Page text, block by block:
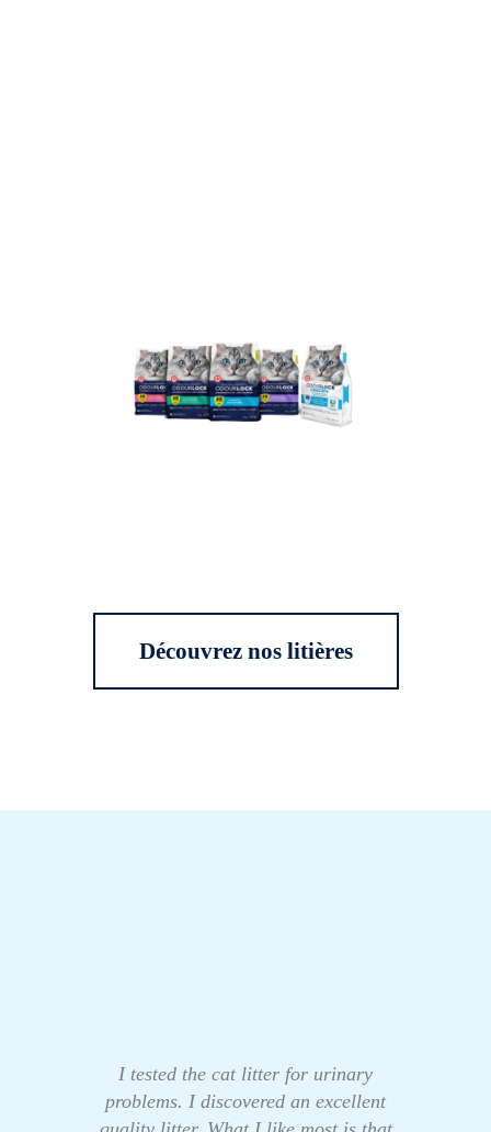
Découvrez nos litières
I tested the cat litter for urinary
problems. I discovered an excellent